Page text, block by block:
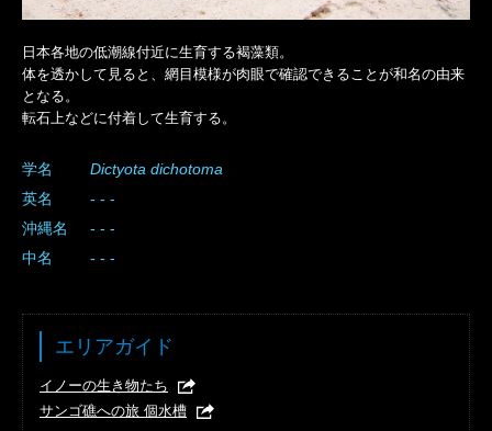
日本各地の低潮線付近に生育する褐藻類。
体を透かして見ると、網目模様が肉眼で確認できることが和名の由来
となる。
転石上などに付着して生育する。
学名 Dictyota dichotoma
英名
- - -
沖縄名
- - -
中名
- - -
エリアガイド
イノーの生き物たち
サンゴ礁への旅 個水槽